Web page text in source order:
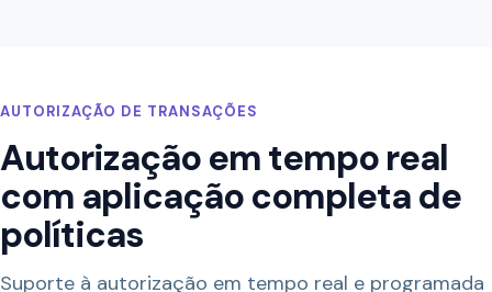
AUTORIZAÇÃO DE TRANSAÇÕES
Autorização em tempo real
com aplicação completa de
políticas
Suporte à autorização em tempo real e programada